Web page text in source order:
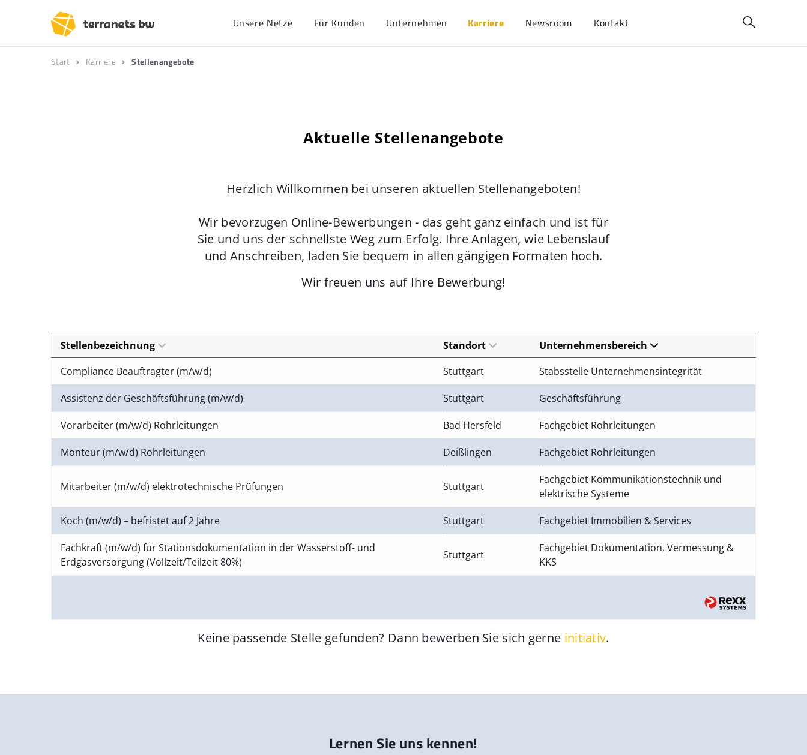
Unsere Netze Für Kunden Unternehmen Karriere Newsroom Kontakt
Start Karriere Stellenangebote
Aktuelle Stellenangebote
Herzlich Willkommen bei unseren aktuellen Stellenangeboten!
Wir bevorzugen Online-Bewerbungen - das geht ganz einfach und ist für
Sie und uns der schnellste Weg zum Erfolg. Ihre Anlagen, wie Lebenslauf
und Anschreiben, laden Sie bequem in allen gängigen Formaten hoch.
Wir freuen uns auf Ihre Bewerbung!
Stellenbezeichnung Standort
Unternehmensbereich
Compliance Beauftragter (m/w/d)
Stuttgart Stabsstelle Unternehmensintegrität
Assistenz der Geschäftsführung (m/w/d) Stuttgart Geschäftsführung
Vorarbeiter (m/w/d) Rohrleitungen Bad Hersfeld Fachgebiet Rohrleitungen
Monteur (m/w/d) Rohrleitungen Deißlingen Fachgebiet Rohrleitungen
Mitarbeiter (m/w/d) elektrotechnische Prüfungen Stuttgart
Fachgebiet Kommunikationstechnik und
elektrische Systeme
Koch (m/w/d) – befristet auf 2 Jahre Stuttgart Fachgebiet Immobilien & Services
Fachkraft (m/w/d) für Stationsdokumentation in der Wasserstoff- und
Erdgasversorgung (Vollzeit/Teilzeit 80%)
Stuttgart
Fachgebiet Dokumentation, Vermessung &
KKS
Keine passende Stelle gefunden? Dann bewerben Sie sich gerne initiativ.
Lernen Sie uns kennen!